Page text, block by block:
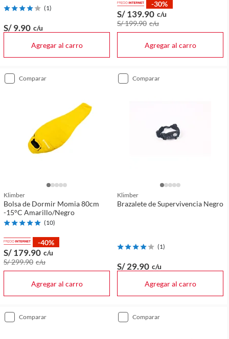
(1)
S/ 9.90 c/u
Agregar al carro
-30%
S/ 139.90 c/u
S/ 199.90 c/u
Agregar al carro
comparar
Klimber
Bolsa de Dormir Momia 80cm
-15°C Amarillo/Negro
(10)
-40%
S/ 179.90 c/u
S/ 299.90 c/u
Agregar al carro
comparar
Klimber
Brazalete de Supervivencia Negro
(1)
S/ 29.90 c/u
Agregar al carro
comparar comparar